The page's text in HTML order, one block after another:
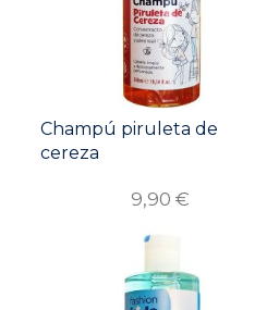
Champú piruleta de
cereza
9,90 €